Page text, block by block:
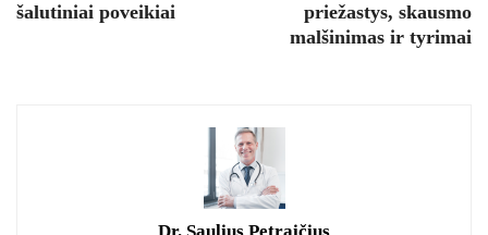
šalutiniai poveikiai
priežastys, skausmo
malšinimas ir tyrimai